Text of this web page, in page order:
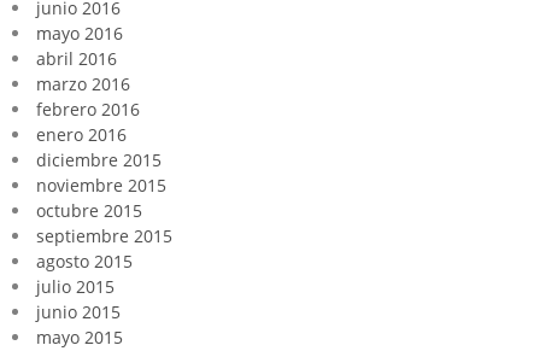
junio 2016
mayo 2016
abril 2016
marzo 2016
febrero 2016
enero 2016
diciembre 2015
noviembre 2015
octubre 2015
septiembre 2015
agosto 2015
julio 2015
junio 2015
mayo 2015